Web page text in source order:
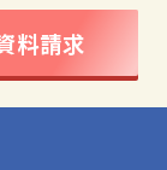
料請求